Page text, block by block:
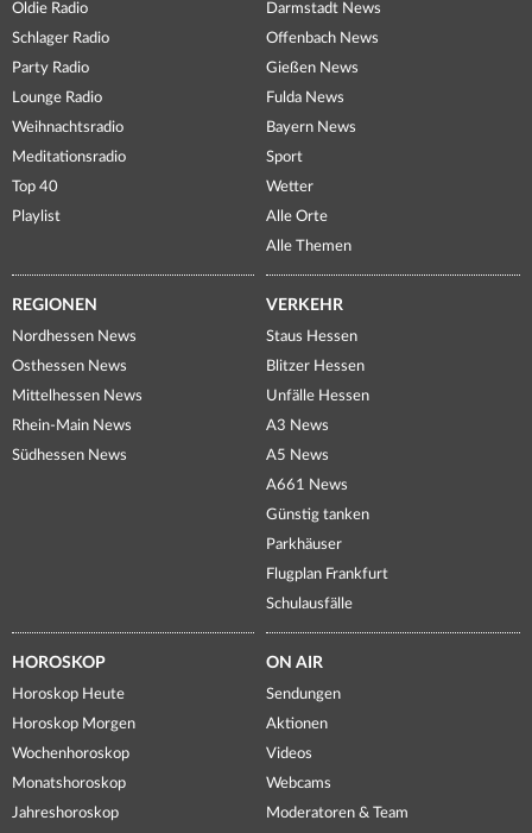
Oldie Radio
Schlager Radio
Party Radio
Lounge Radio
Weihnachtsradio
Meditationsradio
Top 40
Playlist
Darmstadt News
Offenbach News
Gießen News
Fulda News
Bayern News
Sport
Wetter
Alle Orte
Alle Themen
REGIONEN
Nordhessen News
Osthessen News
Mittelhessen News
Rhein-Main News
Südhessen News
VERKEHR
Staus Hessen
Blitzer Hessen
Unfälle Hessen
A3 News
A5 News
A661 News
Günstig tanken
Parkhäuser
Flugplan Frankfurt
Schulausfälle
HOROSKOP
Horoskop Heute
Horoskop Morgen
Wochenhoroskop
Monatshoroskop
Jahreshoroskop
ON AIR
Sendungen
Aktionen
Videos
Webcams
Moderatoren & Team